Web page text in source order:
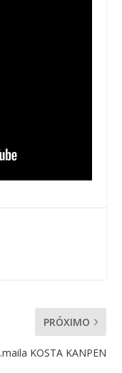
PRÓXIMO
KOSTA KANPEN